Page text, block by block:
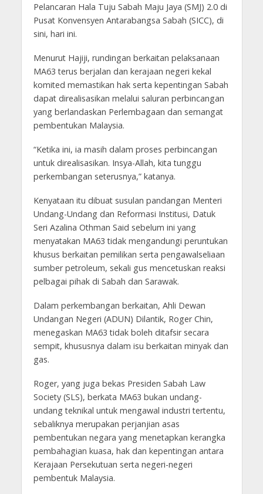
Pelancaran Hala Tuju Sabah Maju Jaya (SMJ) 2.0 di
Pusat Konvensyen Antarabangsa Sabah (SICC), di
sini, hari ini.
Menurut Hajiji, rundingan berkaitan pelaksanaan
MA63 terus berjalan dan kerajaan negeri kekal
komited memastikan hak serta kepentingan Sabah
dapat direalisasikan melalui saluran perbincangan
yang berlandaskan Perlembagaan dan semangat
pembentukan Malaysia.
“Ketika ini, ia masih dalam proses perbincangan
untuk direalisasikan. Insya-Allah, kita tunggu
perkembangan seterusnya,” katanya.
Kenyataan itu dibuat susulan pandangan Menteri
Undang-Undang dan Reformasi Institusi, Datuk
Seri Azalina Othman Said sebelum ini yang
menyatakan MA63 tidak mengandungi peruntukan
khusus berkaitan pemilikan serta pengawalseliaan
sumber petroleum, sekali gus mencetuskan reaksi
pelbagai pihak di Sabah dan Sarawak.
Dalam perkembangan berkaitan, Ahli Dewan
Undangan Negeri (ADUN) Dilantik, Roger Chin,
menegaskan MA63 tidak boleh ditafsir secara
sempit, khususnya dalam isu berkaitan minyak dan
gas.
Roger, yang juga bekas Presiden Sabah Law
Society (SLS), berkata MA63 bukan undang-
undang teknikal untuk mengawal industri tertentu,
sebaliknya merupakan perjanjian asas
pembentukan negara yang menetapkan kerangka
pembahagian kuasa, hak dan kepentingan antara
Kerajaan Persekutuan serta negeri-negeri
pembentuk Malaysia.